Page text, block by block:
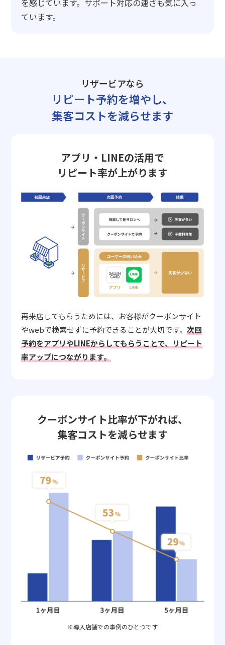
ています。
リザービアなら
リピート予約を増やし、
集客コストを減らせます
アプリ・LINEの活用で
リピート率が上がります
再来店してもらうためには、お客様がクーポンサイト
やwebで検索せずに予約できることが大切です。次回
予約をアプリやLINEからしてもらうことで、リピート
率アップにつながります。
クーポンサイト比率が下がれば、
集客コストを減らせます
※導入店舗での事例のひとつです